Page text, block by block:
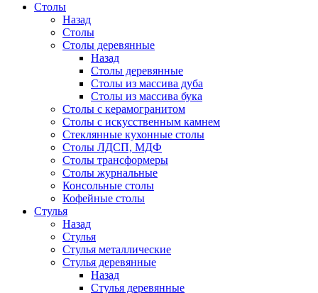
Столы
Назад
Столы
Столы деревянные
Назад
Столы деревянные
Столы из массива дуба
Столы из массива бука
Столы с керамогранитом
Столы с искусственным камнем
Стеклянные кухонные столы
Столы ЛДСП, МДФ
Столы трансформеры
Столы журнальные
Консольные столы
Кофейные столы
Стулья
Назад
Стулья
Стулья металлические
Стулья деревянные
Назад
Стулья деревянные